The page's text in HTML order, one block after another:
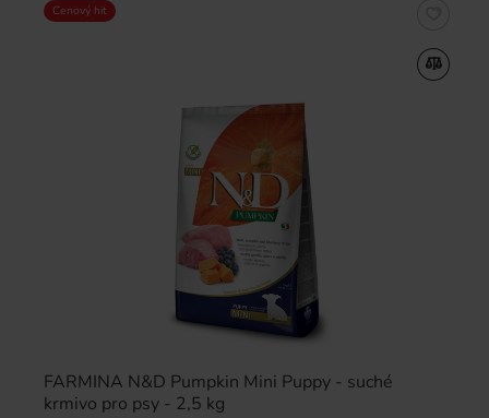
FARMINA N&D Pumpkin Mini Puppy - suché
krmivo pro psy - 2,5 kg
Cenový hit